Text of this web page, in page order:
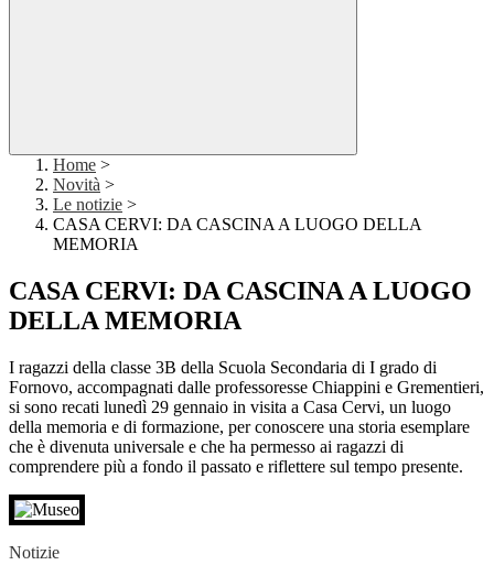
Home >
Novità >
Le notizie >
CASA CERVI: DA CASCINA A LUOGO DELLA
MEMORIA
CASA CERVI: DA CASCINA A LUOGO
DELLA MEMORIA
I ragazzi della classe 3B della Scuola Secondaria di I grado di
Fornovo, accompagnati dalle professoresse Chiappini e Grementieri,
si sono recati lunedì 29 gennaio in visita a Casa Cervi, un luogo
della memoria e di formazione, per conoscere una storia esemplare
che è divenuta universale e che ha permesso ai ragazzi di
comprendere più a fondo il passato e riflettere sul tempo presente.
Notizie